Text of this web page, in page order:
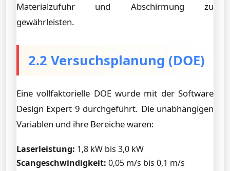
Materialzufuhr und Abschirmung zu
gewährleisten.
2.2 Versuchsplanung (DOE)
Eine vollfaktorielle DOE wurde mit der Software
Design Expert 9 durchgeführt. Die unabhängigen
Variablen und ihre Bereiche waren:
Laserleistung: 1,8 kW bis 3,0 kW
Scangeschwindigkeit: 0,05 m/s bis 0,1 m/s